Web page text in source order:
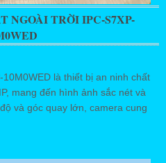
NGOÀI TRỜI IPC-S7XP-
là thiết bị an ninh chất
mang đến hình ảnh sắc nét và
và góc quay lớn, camera cung